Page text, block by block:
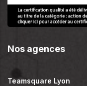
Nos agences
Teamsquare Lyon